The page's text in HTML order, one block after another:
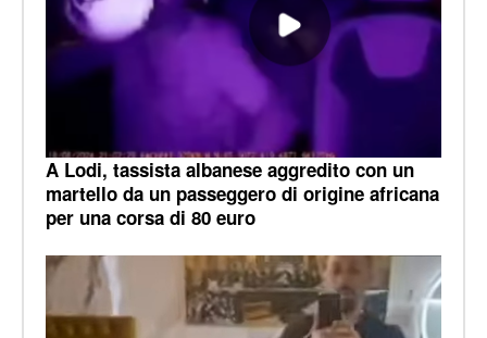
A Lodi, tassista albanese aggredito con un
martello da un passeggero di origine africana
per una corsa di 80 euro